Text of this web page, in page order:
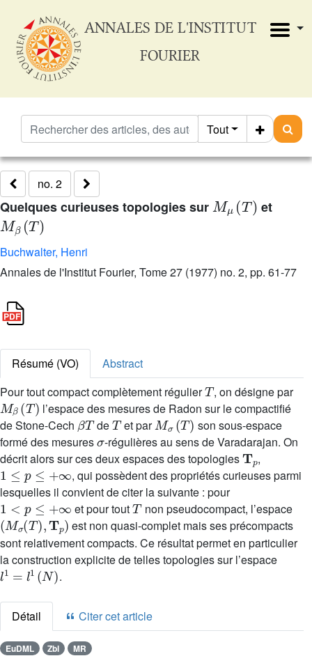
ANNALES DE L'INSTITUT
FOURIER
Tout
no. 2
Quelques curieuses topologies sur
( )
et
Mβ(T)
Buchwalter, Henri
Annales de l'Institut Fourier, Tome 27 (1977) no. 2, pp. 61-77
Résumé (VO)
Abstract
Pour tout compact complètement régulier
T
, on désigne par
Mβ(T)
l’espace des mesures de Radon sur le compactifié
de Stone-Cech
βT
de
T
et par
Mσ(T)
son sous-espace
formé des mesures
σ
-régulières au sens de Varadarajan. On
décrit alors sur ces deux espaces des topologies
Tp
,
1≤p≤+∞
, qui possèdent des propriétés curieuses parmi
lesquelles il convient de citer la suivante : pour
1<p≤+∞
et pour tout
T
non pseudocompact, l’espace
(Mσ (T), Tp)
est non quasi-complet mais ses précompacts
sont relativement compacts. Ce résultat permet en particulier
la construction explicite de telles topologies sur l’espace
l1=l1(N)
.
Détail Citer cet article
EuDML Zbl MR